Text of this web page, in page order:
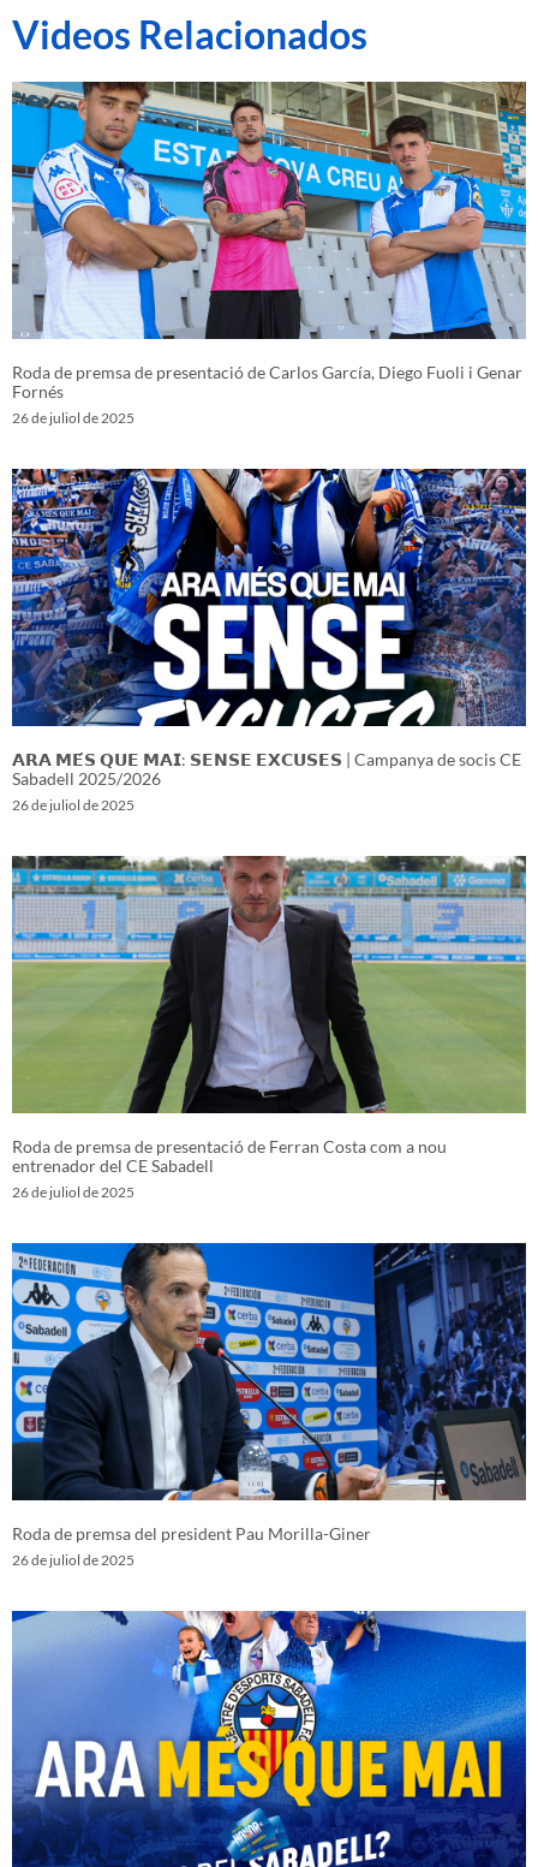
Videos Relacionados
Roda de premsa de presentació de Carlos García, Diego Fuoli i Genar
Fornés
26 de juliol de 2025
𝗔𝗥𝗔 𝗠𝗘́𝗦 𝗤𝗨𝗘 𝗠𝗔𝗜: 𝗦𝗘𝗡𝗦𝗘 𝗘𝗫𝗖𝗨𝗦𝗘𝗦 | Campanya de socis CE
Sabadell 2025/2026
26 de juliol de 2025
Roda de premsa de presentació de Ferran Costa com a nou
entrenador del CE Sabadell
26 de juliol de 2025
Roda de premsa del president Pau Morilla-Giner
26 de juliol de 2025